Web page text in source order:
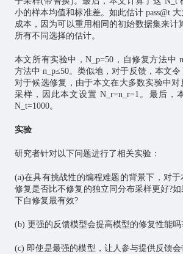
小的样本均值和标准差。如此估计 pass@t
成本，因为可以重用相同的初始数据集来计
所有不同选择的估计。
本文所有实验中，N_p=50，自修复方法中
方法中 n_p≤50。类似地，对于反馈，本文令
对于候选修复，由于本文在大多数实验中对
采样，因此本文设置 N_r=n_r=1。最后，
N_t=1000。
实验
研究者针对以下问题进行了相关实验：
(a)在具有挑战性的编程难题的背景下，对
修复是否比不修复的独立同分布采样更好?
下自修复最有效?
(b) 更强的反馈模型会提高模型的修复性能吗
(c) 即使是最强的模型，让人参与提供反馈